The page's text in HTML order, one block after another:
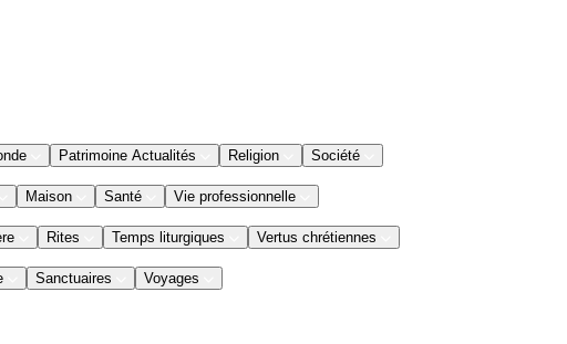
Patrimoine Actualités Religion Société
Maison Santé Vie professionnelle
Rites Temps liturgiques Vertus chrétiennes
Sanctuaires Voyages